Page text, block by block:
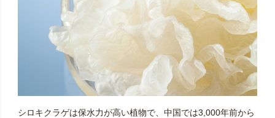
シロキクラゲは保水力が高い植物で、中国では3,000年前から